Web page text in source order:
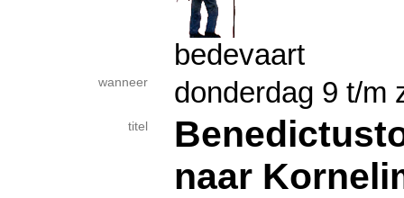
bedevaart
wanneer donderdag 9 t/
titel
naar